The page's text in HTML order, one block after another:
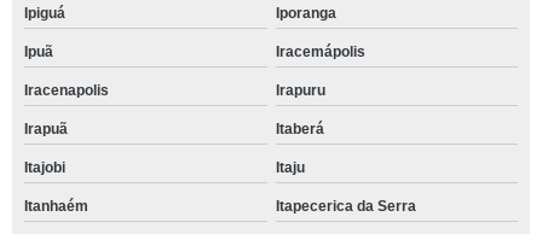
Ipiguá Iporanga
Ipuã Iracemápolis
Iracenapolis Irapuru
Irapuã Itaberá
Itajobi Itaju
Itanhaém Itapecerica da Serra